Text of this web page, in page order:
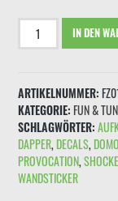
Aufkleber
Menge
IN DEN
ARTIKELNUMMER:
KATEGORIE: FUN &
SCHLAGWÖRTER:
DAPPER, DECALS,
PROVOCATION,
WANDSTICKER